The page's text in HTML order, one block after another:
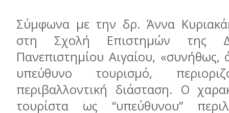
Σύμφωνα με την δρ. Άννα
στη Σχολή Επιστημών της
Πανεπιστημίου Αιγαίου, «συνήθως,
υπεύθυνο τουρισμό,
περιβαλλοντική διάσταση. Ο
τουρίστα ως “υπεύθυνου”